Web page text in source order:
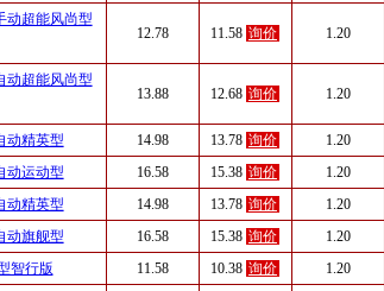
动超能风尚型
12.78 11.58 询价 1.20
动超能风尚型
13.88 12.68 询价 1.20
动精英型 14.98 13.78 询价 1.20
动运动型
16.58 15.38 询价 1.20
动精英型
14.98 13.78 询价 1.20
动旗舰型
16.58 15.38 询价 1.20
智行版
11.58 10.38 询价 1.20